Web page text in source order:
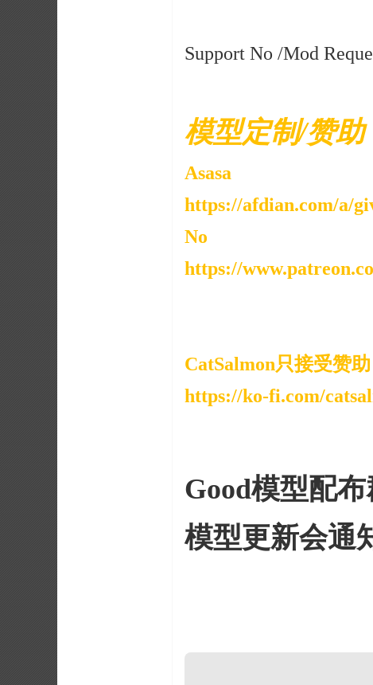
Support No /Mod
模型定制/赞助
Asasa
https://afdian.com/a/
No
https://
CatSalmon只接受赞助
https://ko-fi.com/
Good模型配布
模型更新会通